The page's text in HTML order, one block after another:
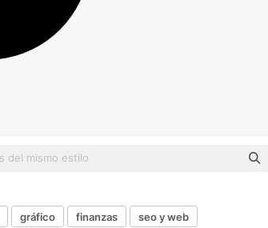
gráfico finanzas seo y web